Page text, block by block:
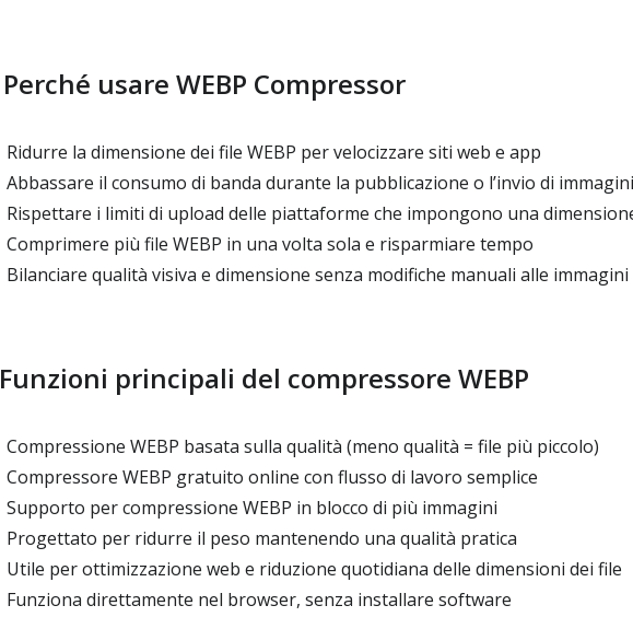
Perché usare WEBP Compressor
Ridurre la dimensione dei file WEBP per velocizzare siti web e app
Abbassare il consumo di banda durante la pubblicazione o l’invio di immagini
Rispettare i limiti di upload delle piattaforme che impongono una
Comprimere più file WEBP in una volta sola e risparmiare tempo
Bilanciare qualità visiva e dimensione senza modifiche manuali alle immagini
Funzioni principali del compressore WEBP
Compressione WEBP basata sulla qualità (meno qualità = file più piccolo)
Compressore WEBP gratuito online con flusso di lavoro semplice
Supporto per compressione WEBP in blocco di più immagini
Progettato per ridurre il peso mantenendo una qualità pratica
Utile per ottimizzazione web e riduzione quotidiana delle dimensioni dei file
Funziona direttamente nel browser, senza installare software